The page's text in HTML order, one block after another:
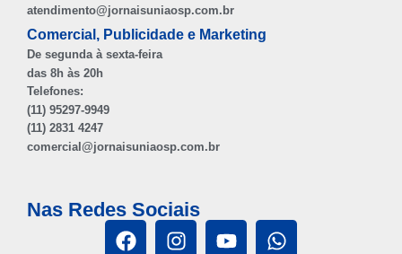
atendimento@jornaisuniaosp.com.br
Comercial, Publicidade e Marketing
De segunda à sexta-feira
das 8h às 20h
Telefones:
(11) 95297-9949
(11) 2831 4247
comercial@jornaisuniaosp.com.br
Nas Redes Sociais